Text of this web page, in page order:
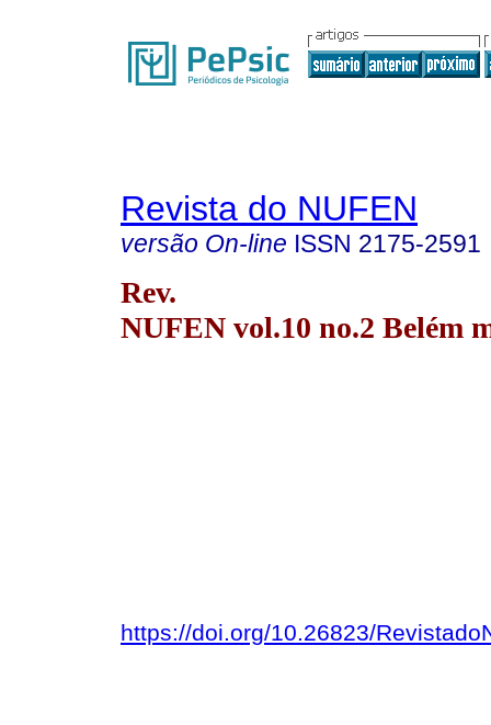
Revista do NUFEN
versão On-line ISSN 2175-2591
Rev.
NUFEN vol.10 no.2 Belém
https://doi.org/10.26823/